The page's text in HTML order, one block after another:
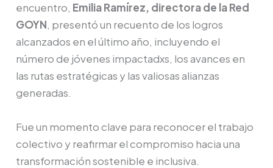
encuentro, Emilia Ramírez, directora de la Red
GOYN, presentó un recuento de los logros
alcanzados en el último año, incluyendo el
número de jóvenes impactadxs, los avances en
las rutas estratégicas y las valiosas alianzas
generadas.
Fue un momento clave para reconocer el trabajo
colectivo y reafirmar el compromiso hacia una
transformación sostenible e inclusiva.